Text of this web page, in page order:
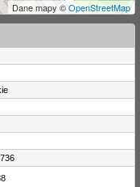
Dane mapy ©OpenStreetMap